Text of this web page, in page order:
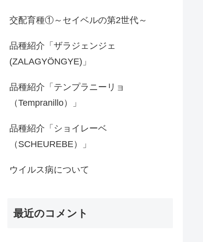
交配育種①～セイベルの第2世代～
品種紹介「ザラジェンジェ
(ZALAGYÖNGYE)」
品種紹介「テンプラニーリョ
（Tempranillo）」
品種紹介「ショイレーベ
（SCHEUREBE）」
ウイルス病について
最近のコメント